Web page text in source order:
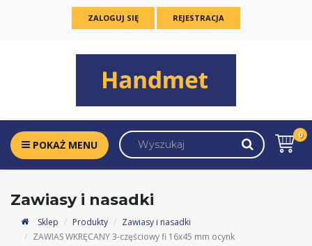
ZALOGUJ SIĘ REJESTRACJA
POKAŻ MENU
0
Zawiasy i nasadki
Sklep Produkty
Zawiasy i nasadki
ZAWIAS WKRĘCANY 3-częściowy fi 16x45 mm ocynk